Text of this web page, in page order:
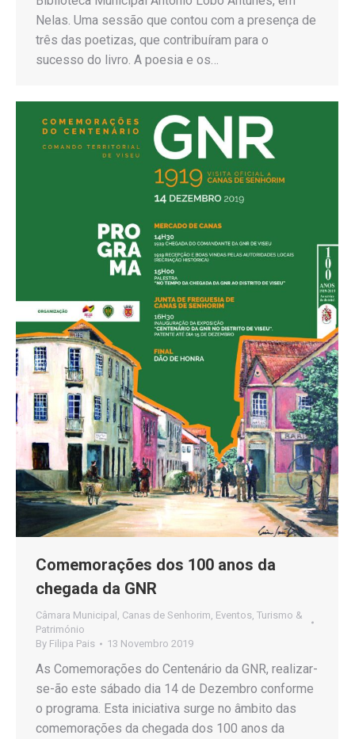
Nelas. Uma sessão que contou com a presença de
três das poetizas, que contribuíram para o
sucesso do livro. A poesia e os…
Comemorações dos 100 anos da
chegada da GNR
Câmara Municipal Canas de Senhorim Eventos Turismo &
Património
By Filipa Pais 13 Novembro 2019
As Comemorações do Centenário da GNR, realizar-
se-ão este sábado dia 14 de Dezembro conforme
o programa. Esta iniciativa surge no âmbito das
comemorações da chegada dos 100 anos da